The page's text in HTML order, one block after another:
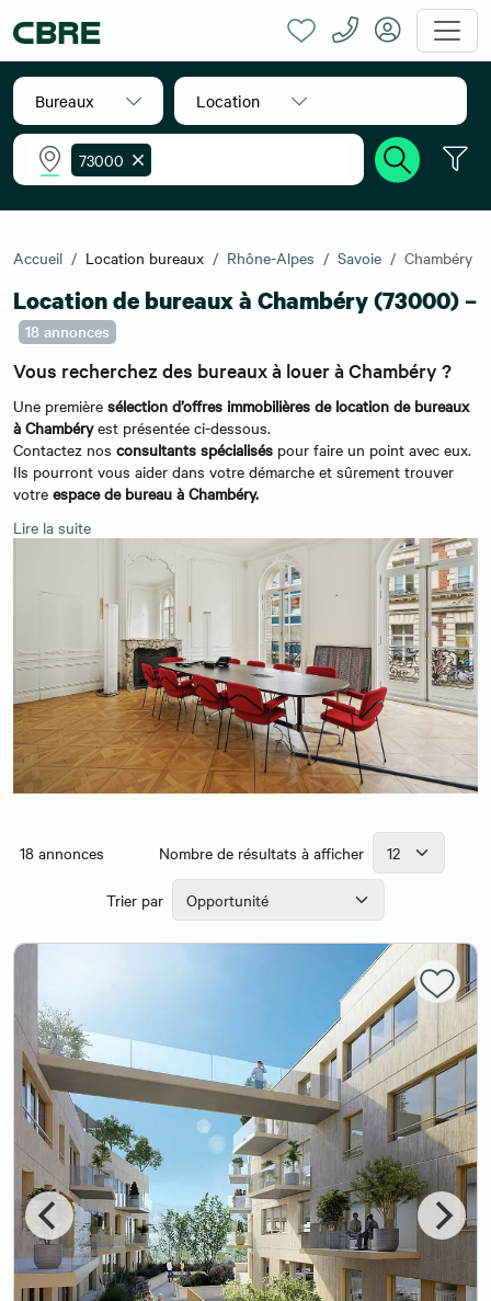
Bureaux Location
73000
Accueil Location bureaux Rhône-Alpes Savoie Chambéry
Location de bureaux à Chambéry (73000) –
18 annonces
Vous recherchez des bureaux à louer à Chambéry ?
Une première sélection d’offres immobilières de location de bureaux
à Chambéryest présentée ci-dessous.
Contactez nos consultants spécialisés pour faire un point avec eux.
Ils pourront vous aider dans votre démarche et sûrement trouver
votre espace de bureau à Chambéry.
Lire la suite
18annonces Nombre de résultats à afficher
Trier par